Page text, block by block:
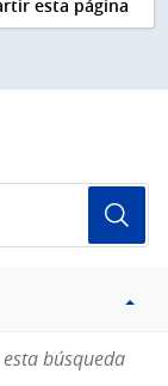
esta página
búsqueda